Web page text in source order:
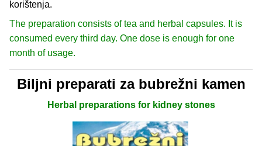
korištenja.
The preparation consists of tea and herbal capsules. It is
consumed every third day. One dose is enough for one
month of usage.
Biljni preparati za bubrežni kamen
Herbal preparations for kidney stones